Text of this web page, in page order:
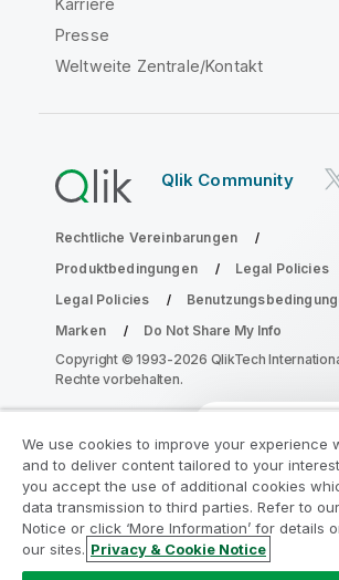
Karriere
Presse
Weltweite Zentrale/Kontakt
Qlik Community
Rechtliche Vereinbarungen
Produktbedingungen
Legal Policies
Legal Policies
Marken
Do Not Share My Info
Copyright © 1993-2026 QlikTech
Rechte vorbehalten.
Nehmen Sie am Analyse-
Modernisierungsprogramm
Modernisieren Sie mit dem Analyse-
Modernisierungsprogramm, ohne Ihre
We use cookies to improve your experience
and to deliver content tailored to your
you accept the use of additional cookies
data transmission to third parties. Refer to
Notice or click ‘More Information’ for details
our sites. Privacy & Cookie Notice